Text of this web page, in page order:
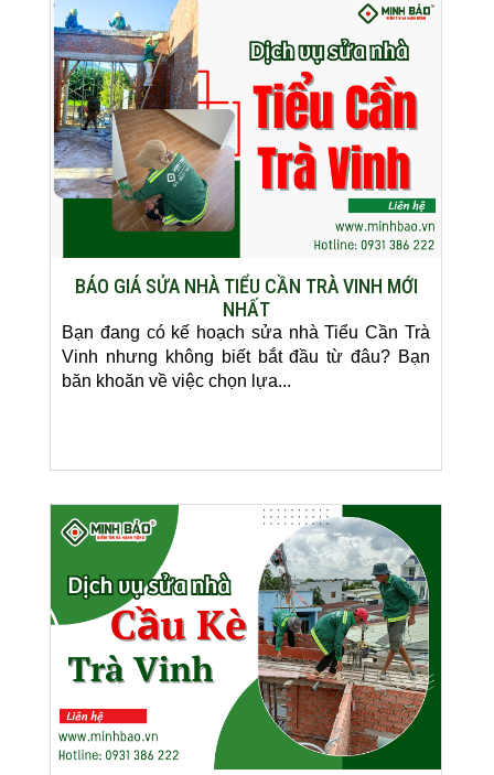
BÁO GIÁ SỬA NHÀ TIỂU CẦN TRÀ VINH MỚI
NHẤT
Bạn đang có kế hoạch sửa nhà Tiểu Cần Trà
Vinh nhưng không biết bắt đầu từ đâu? Bạn
băn khoăn về việc chọn lựa...